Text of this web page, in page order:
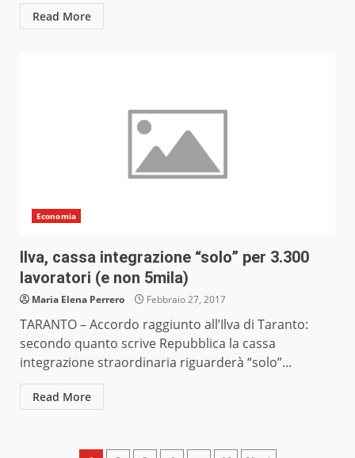
Read More
Economia
Ilva, cassa integrazione “solo” per 3.300
lavoratori (e non 5mila)
Maria Elena Perrero Febbraio 27, 2017
TARANTO – Accordo raggiunto all’Ilva di Taranto:
secondo quanto scrive Repubblica la cassa
integrazione straordinaria riguarderà “solo”...
Read More